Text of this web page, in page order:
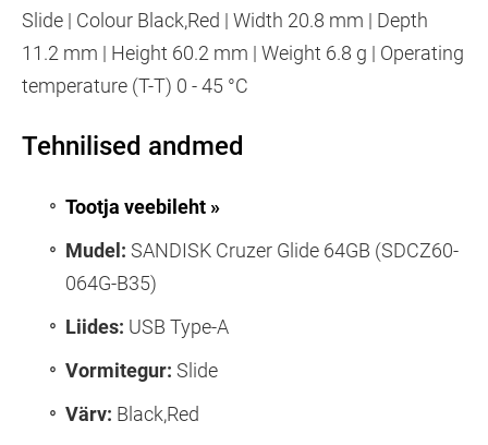
Slide | Colour Black,Red | Width 20.8 mm | Depth
11.2 mm | Height 60.2 mm | Weight 6.8 g | Operating
temperature (T-T) 0 - 45 °C
Tehnilised andmed
Tootja veebileht »
Mudel: SANDISK Cruzer Glide 64GB (SDCZ60-
064G-B35)
Liides: USB Type-A
Vormitegur: Slide
Värv: Black,Red